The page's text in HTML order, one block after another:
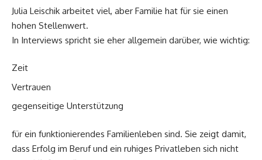
Julia Leischik arbeitet viel, aber Familie hat für sie einen
hohen Stellenwert.
In Interviews spricht sie eher allgemein darüber, wie wichtig:
Zeit
Vertrauen
gegenseitige Unterstützung
für ein funktionierendes Familienleben sind. Sie zeigt damit,
dass Erfolg im Beruf und ein ruhiges Privatleben sich nicht